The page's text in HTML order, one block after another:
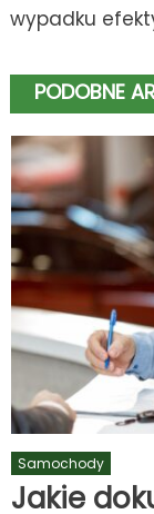
wypadku
PODOBNE
Samochody
Jakie